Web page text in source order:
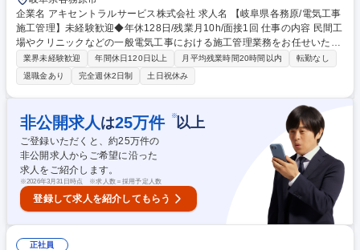
企業名 アキセントラルサービス株式会社 求人名 【岐阜県各務原/電気工事
施工管理】未経験歓迎◆年休128日/残業月10h/面接1回 仕事の内容 民間工
場やクリニックなどの一般電気工事における施工管理業務をお任せいたし
ます。お客様との打ち合わせから電気設備の設計、資材発注、見積作成、
現場の工程・安全管理まで一貫してご担当いただきます。 【具体的な業務
内容】 ■お客様との打ち合わせ ■電気設備の設計 ■電材の発注、見積作成
■現場のスケジュール管理 ■現場：岐阜県各務原市近郊・愛知県（社用車
移動） 募集職種 【岐阜県各務原/電気工事施工管理】未経験歓迎◆年休12
8日/残業月10h/面接1回
業界未経験歓迎 年間休日120日以上 月平均残業時間20時間以内
転勤なし
退職金あり
完全週休2日制 土日祝休み
非公開求人 は25万件 ※以上
ご登録いただくと、約25万件の
非公開求人からご希望に沿った
求人をご紹介します。
※2026年3月31日時点 ※求人数＝採用予定人数
登録して求人を紹介してもらう
正社員